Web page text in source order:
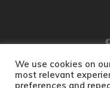
We use cookies on
most relevant
preferences and